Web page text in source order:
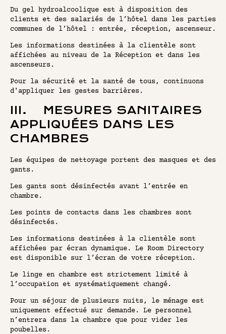
Du gel hydroalcoolique est à disposition des
clients et des salariés de l’hôtel dans les parties
communes de l’hôtel : entrée, réception, ascenseur.
Les informations destinées à la clientèle sont
affichées au niveau de la Réception et dans les
ascenseurs.
Pour la sécurité et la santé de tous, continuons
d'appliquer les gestes barrières.
III. MESURES SANITAIRES
APPLIQUÉES DANS LES
CHAMBRES
Les équipes de nettoyage portent des masques et des
gants.
Les gants sont désinfectés avant l’entrée en
chambre.
Les points de contacts dans les chambres sont
désinfectés.
Les informations destinées à la clientèle sont
affichées par écran dynamique. Le Room Directory
est disponible sur l’écran de votre réception.
Le linge en chambre est strictement limité à
l’occupation et systématiquement changé.
Pour un séjour de plusieurs nuits, le ménage est
uniquement effectué sur demande. Le personnel
n’entrera dans la chambre que pour vider les
poubelles.